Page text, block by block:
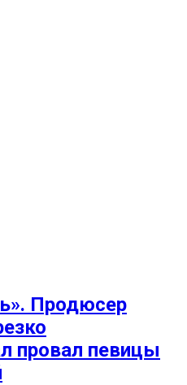
Продюсер
провал певицы